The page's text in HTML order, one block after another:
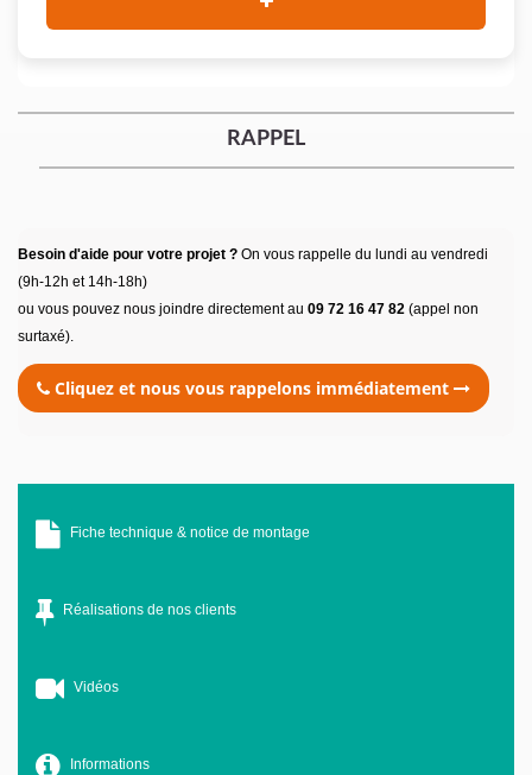
RAPPEL
Besoin d'aide pour votre projet ? On vous rappelle du lundi au vendredi
(9h-12h et 14h-18h)
ou vous pouvez nous joindre directement au 09 72 16 47 82 (appel non
surtaxé).
Cliquez et nous vous rappelons immédiatement
Fiche technique & notice de montage
Réalisations de nos clients
Vidéos
Informations